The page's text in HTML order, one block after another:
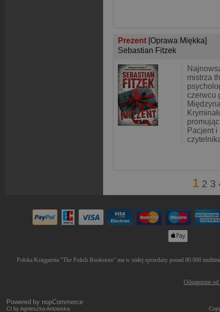
Prezent [Oprawa Miękka]
Sebastian Fitzek
mistrza
czerwcu
Pacjent i
1 2 3
Polska Księgarnia "The Polish Bookstore" ma w stałej sprzedaży ponad 80.000
Odstąpienie
Powered by nopCommerce
CI by Agnieszka Antowska